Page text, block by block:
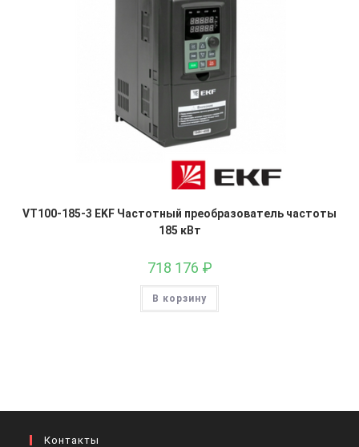
VT100-185-3 EKF Частотный преобразователь частоты
185 кВт
718 176 ₽
В корзину
Контакты